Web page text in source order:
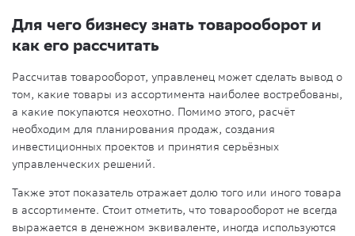
Для чего бизнесу знать товарооборот и
как его рассчитать
Рассчитав товарооборот, управленец может сделать вывод о
том, какие товары из ассортимента наиболее востребованы,
а какие покупаются неохотно. Помимо этого, расчёт
необходим для планирования продаж, создания
инвестиционных проектов и принятия серьёзных
управленческих решений.
Также этот показатель отражает долю того или иного товара
в ассортименте. Стоит отметить, что товарооборот не всегда
выражается в денежном эквиваленте, иногда используются